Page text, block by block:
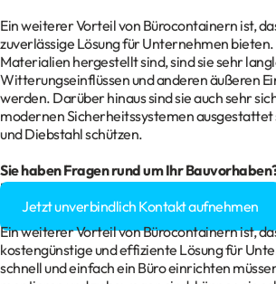
Ein weiterer Vorteil von Bürocontainern ist,
zuverlässige Lösung für Unternehmen bieten.
Materialien hergestellt sind, sind sie sehr
Witterungseinflüssen und anderen äußeren
werden. Darüber hinaus sind sie auch sehr
modernen Sicherheitssystemen ausgestattet
und Diebstahl schützen.
Sie haben Fragen rund um IhrBauvorhaben
Baugenehmigung?
Jetzt unverbindlich Kontakt aufnehmen
Ein weiterer Vorteil von Bürocontainern ist,
kostengünstige und effiziente Lösung für
schnell und einfach ein Büro einrichten